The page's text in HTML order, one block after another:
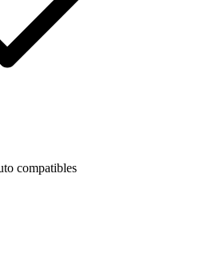
compatibles